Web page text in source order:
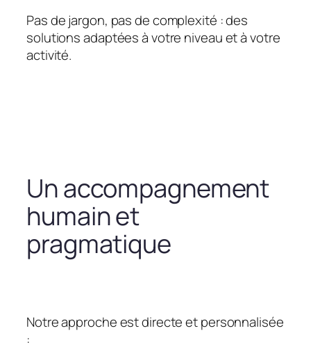
Pas de jargon, pas de complexité : des
solutions adaptées à votre niveau et à votre
activité.
Un accompagnement
humain et
pragmatique
Notre approche est directe et personnalisée
: